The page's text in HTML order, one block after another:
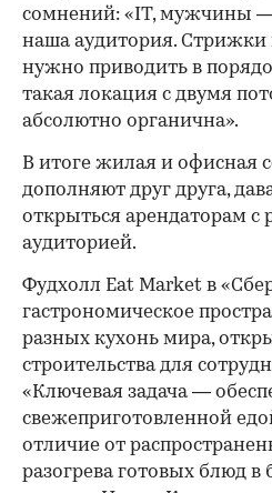
сомнений: «IT, мужчины —
наша аудитория.
нужно приводить в
такая локация с двумя
абсолютно органична».
В итоге жилая и офисная
дополняют друг друга,
открыться арендаторам с
аудиторией.
Фудхолл Eat Market в
гастрономическое
разных кухонь мира,
строительства для
«Ключевая задача —
свежеприготовленной
отличие от
разогрева готовых блюд в